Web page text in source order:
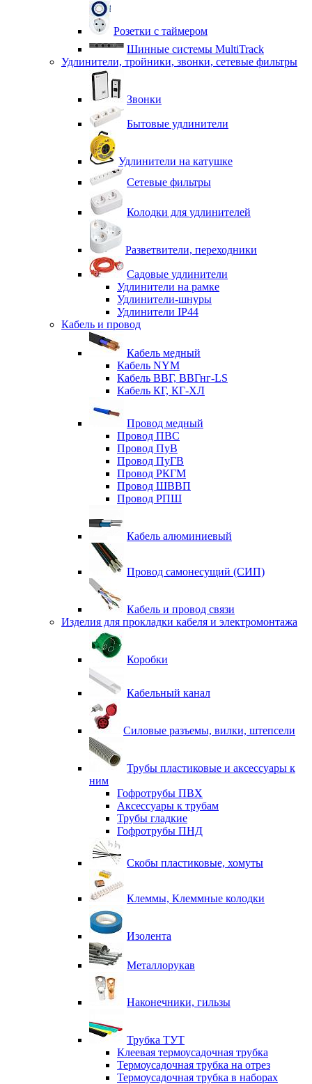
Розетки с таймером
Шинные системы MultiTrack
Удлинители, тройники, звонки, сетевые фильтры
Звонки
Бытовые удлинители
Удлинители на катушке
Сетевые фильтры
Колодки для удлинителей
Разветвители, переходники
Садовые удлинители
Удлинители на рамке
Удлинители-шнуры
Удлинители IP44
Кабель и провод
Кабель медный
Кабель NYM
Кабель ВВГ, ВВГнг-LS
Кабель КГ, КГ-ХЛ
Провод медный
Провод ПВС
Провод ПуВ
Провод ПуГВ
Провод РКГМ
Провод ШВВП
Провод РПШ
Кабель алюминиевый
Провод самонесущий (СИП)
Кабель и провод связи
Изделия для прокладки кабеля и электромонтажа
Коробки
Кабельный канал
Силовые разъемы, вилки, штепсели
Трубы пластиковые и аксессуары к
ним
Гофротрубы ПВХ
Аксессуары к трубам
Трубы гладкие
Гофротрубы ПНД
Скобы пластиковые, хомуты
Клеммы, Клеммные колодки
Изолента
Металлорукав
Наконечники, гильзы
Трубка ТУТ
Клеевая термоусадочная трубка
Термоусадочная трубка на отрез
Термоусадочная трубка в наборах